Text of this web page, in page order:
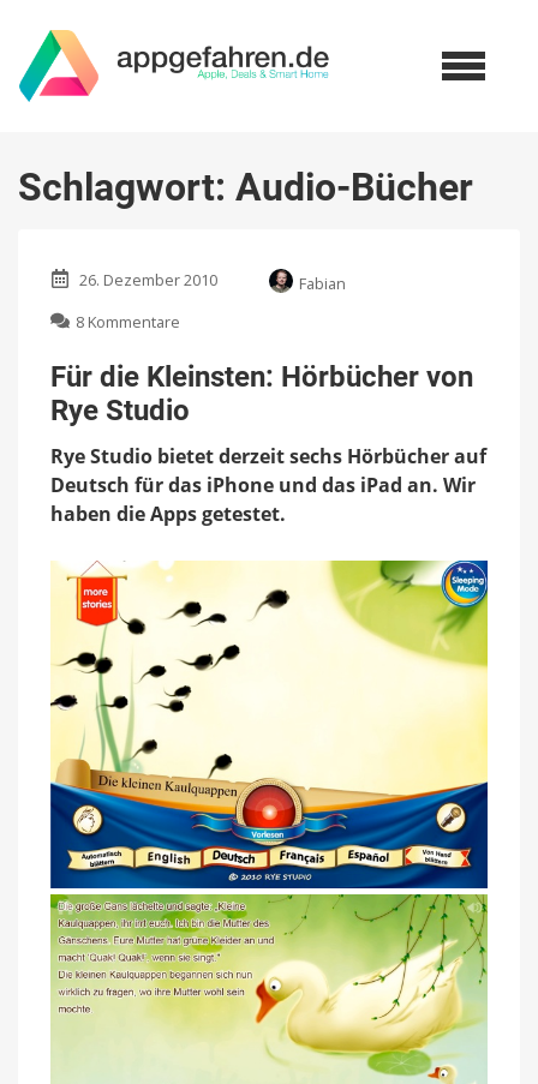
Schlagwort: Audio-Bücher
26. Dezember 2010
Fabian
8 Kommentare
die
Kleinsten:
Hörbücher
Rye
Studio
Für die Kleinsten: Hörbücher von
Rye Studio
Rye Studio bietet derzeit sechs Hörbücher auf
Deutsch für das iPhone und das iPad an. Wir
haben die Apps getestet.